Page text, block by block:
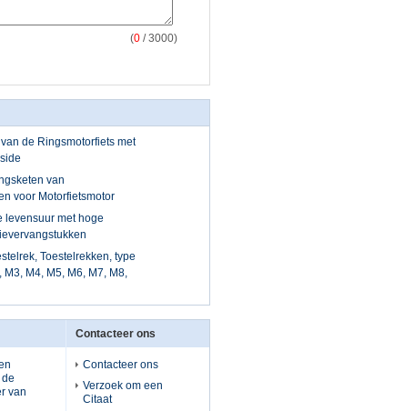
(0 / 3000)
de Ringsmotorfiets met
van
voor Motorfietsmotor
levensuur met hoge
Toestelrekken, type
M3, M4, M5, M6, M7, M8,
van
Contacteer ons
Contacteer ons
Verzoek om een
Citaat